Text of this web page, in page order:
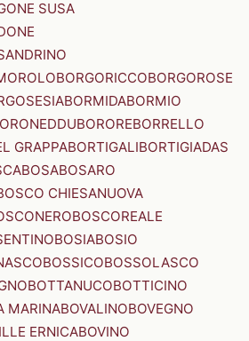
SUSA
BORGORICCOBORGOROSE
BORMIDABORMIO
BOROREBORRELLO
GRAPPABORTIGALIBORTIGIADAS
BOSABOSARO
CHIESANUOVA
BOSCOREALE
BOSIABOSIO
BOSSICOBOSSOLASCO
BOTTANUCOBOTTICINO
MARINABOVALINOBOVEGNO
ERNICABOVINO